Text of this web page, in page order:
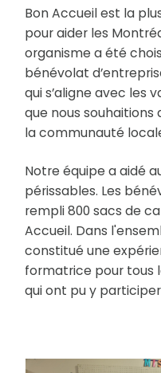
Bon Accueil est la
pour aider les
organisme a été
bénévolat
qui s’aligne avec les
que nous
la communauté
Notre équipe a aidé
périssables. Les
rempli 800 sacs de
Accueil. Dans
constitué une
formatrice pour tous
qui ont pu y